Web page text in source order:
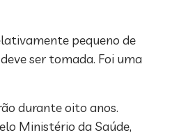
pequeno de
ser tomada. Foi uma
durante oito anos.
Ministério da Saúde,